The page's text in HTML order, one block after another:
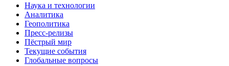
Наука и технологии
Аналитика
Геополитика
Пресс-релизы
Пёстрый мир
Текущие события
Глобальные вопросы